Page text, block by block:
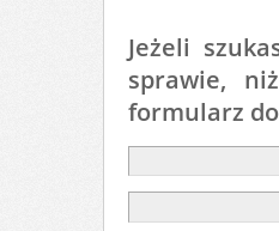
Jeżeli
sprawie,
formularz